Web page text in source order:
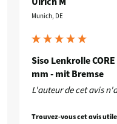
Munich, DE
Siso Lenkrolle
mm - mit Bremse
L'auteur de cet avis
Trouvez-vous cet avis utile